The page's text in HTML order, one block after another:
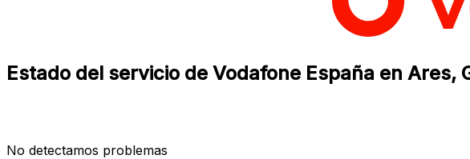
Estado del servicio de Vodafone España en Ares,
No detectamos problemas